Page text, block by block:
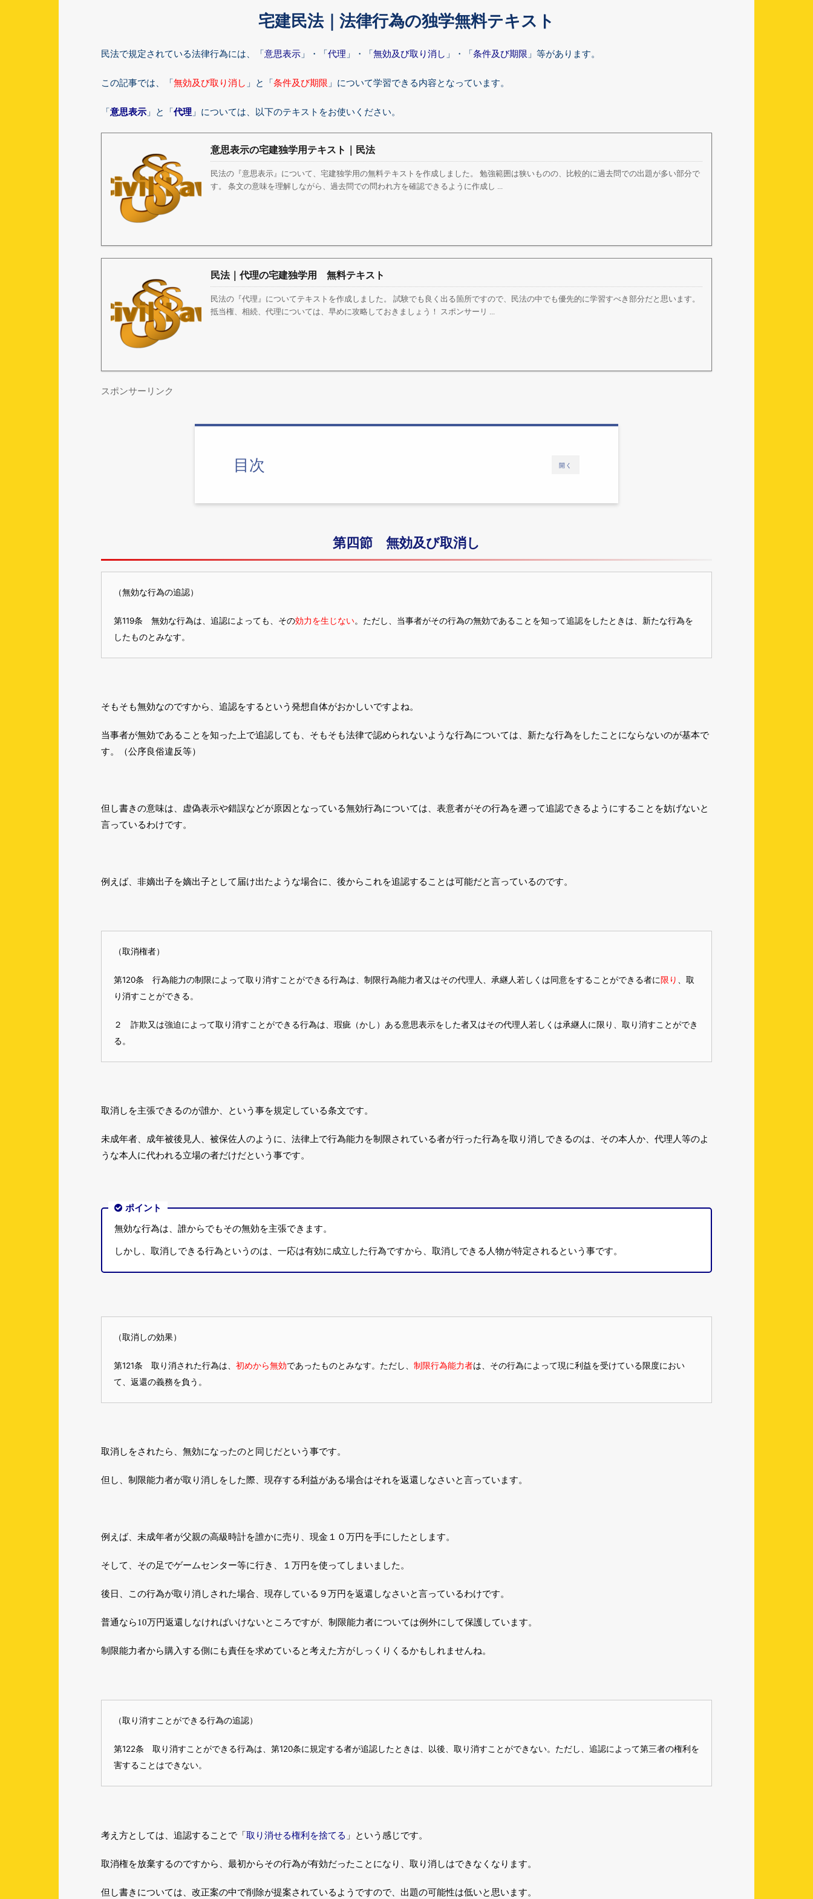
宅建民法｜法律行為の独学無料テキスト
民法で規定されている法律行為には、「意思表示 」・「代理 」・「無効及び取り消し 」・「条件及び期限 」等があります。
この記事では、「無効及び取り消し 」と「条件及び期限 」について学習できる内容となっています。
「意思表示 」と「代理 」については、以下のテキストをお使いください。
意思表示の宅建独学用テキスト｜民法
民法の『意思表示』について、宅建独学用の無料テキストを作成しました。 勉強範囲は狭いものの、比較的に過去問での出題が多い部分で
す。 条文の意味を理解しながら、過去問での問われ方を確認できるように作成し ...
民法｜代理の宅建独学用 無料テキスト
民法の『代理』についてテキストを作成しました。 試験でも良く出る箇所ですので、民法の中でも優先的に学習すべき部分だと思います。
抵当権、相続、代理については、早めに攻略しておきましょう！ スポンサーリ ...
スポンサーリンク
開く
目次
第四節 無効及び取消し
（無効な行為の追認）
第119条 無効な行為は、追認によっても、その効力を生じない。ただし、当事者がその行為の無効であることを知って追認をしたときは、新たな行為を
したものとみなす。
そもそも無効なのですから、追認をするという発想自体がおかしいですよね。
当事者が無効であることを知った上で追認しても、そもそも法律で認められないような行為については、新たな行為をしたことにならないのが基本で
す。（公序良俗違反等）
但し書きの意味は、虚偽表示や錯誤などが原因となっている無効行為については、表意者がその行為を遡って追認できるようにすることを妨げないと
言っているわけです。
例えば、非嫡出子を嫡出子として届け出たような場合に、後からこれを追認することは可能だと言っているのです。
（取消権者）
第120条 行為能力の制限によって取り消すことができる行為は、制限行為能力者又はその代理人、承継人若しくは同意をすることができる者に 限り
、取
り消すことができる。
２ 詐欺又は強迫によって取り消すことができる行為は、瑕疵（かし）ある意思表示をした者又はその代理人若しくは承継人に限り、取り消すことができ
る。
取消しを主張できるのが誰か、という事を規定している条文です。
未成年者、成年被後見人、被保佐人のように、法律上で行為能力を制限されている者が行った行為を取り消しできるのは、その本人か、代理人等のよ
うな本人に代われる立場の者だけだという事です。
ポイント
無効な行為は、誰からでもその無効を主張できます。
しかし、取消しできる行為というのは、一応は有効に成立した行為ですから、取消しできる人物が特定されるという事です。
（取消しの効果）
第121条 取り消された行為は、 初めから無効であったものとみなす。ただし、 制限行為能力者は、その行為によって現に利益を受けている限度におい
て、返還の義務を負う。
取消しをされたら、無効になったのと同じだという事です。
但し、制限能力者が取り消しをした際、現存する利益がある場合はそれを返還しなさいと言っています。
例えば、未成年者が父親の高級時計を誰かに売り、現金１０万円を手にしたとします。
そして、その足でゲームセンター等に行き、１万円を使ってしまいました。
後日、この行為が取り消しされた場合、現存している９万円を返還しなさいと言っているわけです。
普通なら10万円返還しなければいけないところですが、制限能力者については例外にして保護しています。
制限能力者から購入する側にも責任を求めていると考えた方がしっくりくるかもしれませんね。
（取り消すことができる行為の追認）
第122条 取り消すことができる行為は、第120条に規定する者が追認したときは、以後、取り消すことができない。ただし、追認によって第三者の権利を
害することはできない。
考え方としては、追認することで「 取り消せる権利を捨てる 」という感じです。
取消権を放棄するのですから、最初からその行為が有効だったことになり、取り消しはできなくなります。
但し書きについては、改正案の中で削除が提案されているようですので、出題の可能性は低いと思います。